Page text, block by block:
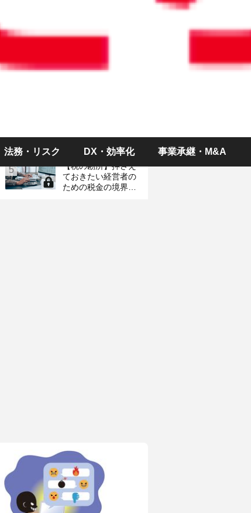
法務・リスク DX・効率化 事業承継・M&A
2
ょっと未来のニュー
お金のやり取りがな
5
【税の勘所】押さえ
ておきたい経営者の
ための税金の境界線